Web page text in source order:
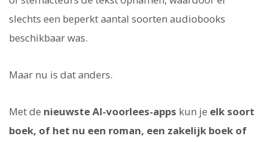
slechts een beperkt aantal soorten audiobooks
beschikbaar was.
Maar nu is dat anders.
Met de nieuwste AI-voorlees-apps kun je elk soort
boek, of het nu een roman, een zakelijk boek of